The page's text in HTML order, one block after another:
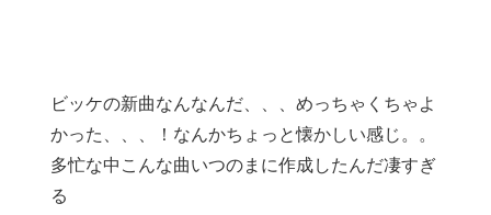
ビッケの新曲なんなんだ、、、めっちゃくちゃよ
かった、、、！なんかちょっと懐かしい感じ。。
多忙な中こんな曲いつのまに作成したんだ凄すぎ
る